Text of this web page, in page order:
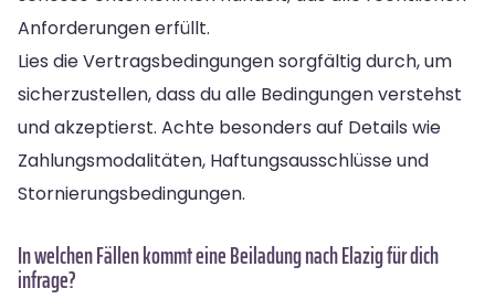
Anforderungen erfüllt.
Lies die Vertragsbedingungen sorgfältig durch, um
sicherzustellen, dass du alle Bedingungen verstehst
und akzeptierst. Achte besonders auf Details wie
Zahlungsmodalitäten, Haftungsausschlüsse und
Stornierungsbedingungen.
In welchen Fällen kommt eine Beiladung nach Elazig für dich
infrage?